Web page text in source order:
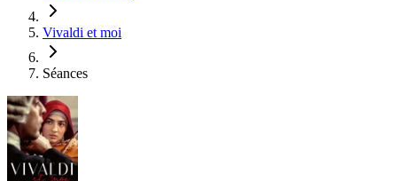
Vivaldi et moi
Séances